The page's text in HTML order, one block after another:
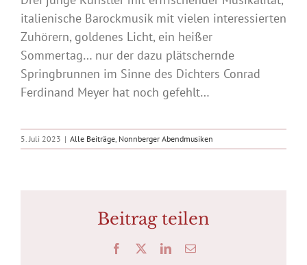
italienische Barockmusik mit vielen interessierten
Zuhörern, goldenes Licht, ein heißer
Sommertag… nur der dazu plätschernde
Springbrunnen im Sinne des Dichters Conrad
Ferdinand Meyer hat noch gefehlt…
5. Juli 2023 | Alle Beiträge, Nonnberger Abendmusiken
Beitrag teilen
Facebook LinkedIn
E-